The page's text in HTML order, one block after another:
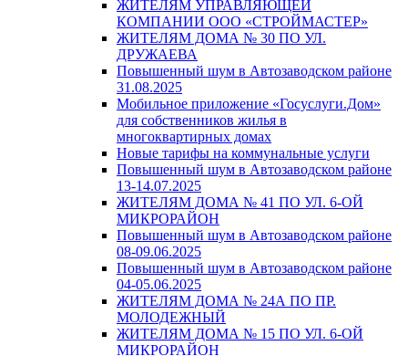
ЖИТЕЛЯМ УПРАВЛЯЮЩЕЙ
КОМПАНИИ ООО «СТРОЙМАСТЕР»
ЖИТЕЛЯМ ДОМА № 30 ПО УЛ.
ДРУЖАЕВА
Повышенный шум в Автозаводском районе
31.08.2025
Мобильное приложение «Госуслуги.Дом»
для собственников жилья в
многоквартирных домах
Новые тарифы на коммунальные услуги
Повышенный шум в Автозаводском районе
13-14.07.2025
ЖИТЕЛЯМ ДОМА № 41 ПО УЛ. 6-ОЙ
МИКРОРАЙОН
Повышенный шум в Автозаводском районе
08-09.06.2025
Повышенный шум в Автозаводском районе
04-05.06.2025
ЖИТЕЛЯМ ДОМА № 24А ПО ПР.
МОЛОДЕЖНЫЙ
ЖИТЕЛЯМ ДОМА № 15 ПО УЛ. 6-ОЙ
МИКРОРАЙОН